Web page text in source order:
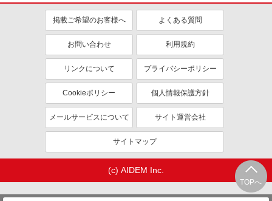
同じ特徴から求人を探す
未経験歓迎
ミドル（40代～）活躍中
ボーナス・賞与あり
車通勤OK
社会保険あり
産休・育休取得実績あり
TOPへ
掲載ご希望のお客様へ よくある質問
お問い合わせ 利用規約
リンクについて プライバシーポリシー
Cookieポリシー 個人情報保護方針
メールサービスについて サイト運営会社
サイトマップ
(c) AIDEM Inc.